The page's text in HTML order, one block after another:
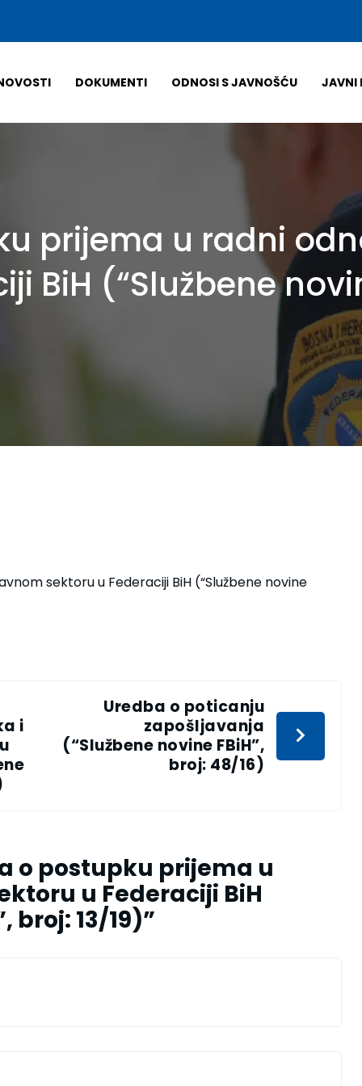
DOKUMENTI ODNOSI S JAVNOŠĆU JAVNI
prijema u radni
BiH (“Službene
sektoru u Federaciji BiH (“Službene novine
i
Uredba o poticanju
zapošljavanja
(“Službene novine FBiH”,
broj: 48/16)
o postupku prijema u
u Federaciji BiH
broj: 13/19)”